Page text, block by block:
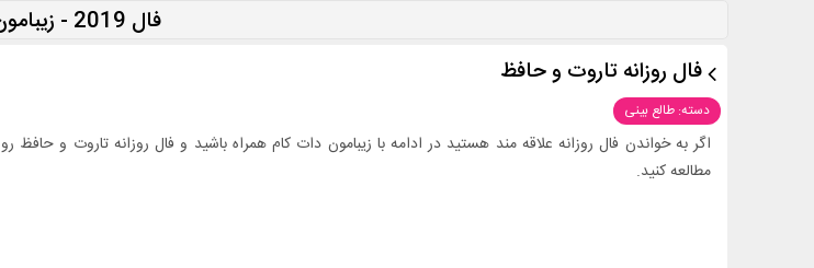
فال 2019 - زیبامون
فال روزانه تاروت و حافظ
دسته: طالع بینی
اگر به خواندن فال روزانه علاقه مند هستید در ادامه با زیبامون دات کام همراه باشید و فال روزانه تاروت و حافظ رو
مطالعه کنید.